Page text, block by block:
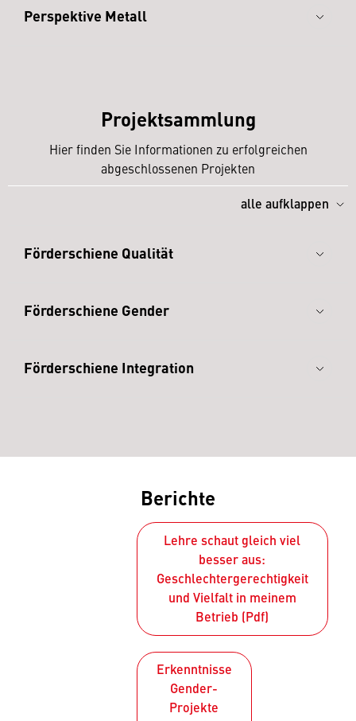
Perspektive Metall
Projektsammlung
Hier finden Sie Informationen zu erfolgreichen
abgeschlossenen Projekten
alle aufklappen
Förderschiene Qualität
Förderschiene Gender
Förderschiene Integration
Berichte
Lehre schaut gleich viel
besser aus:
Geschlechtergerechtigkeit
und Vielfalt in meinem
Betrieb (Pdf)
Erkenntnisse
Gender-
Projekte